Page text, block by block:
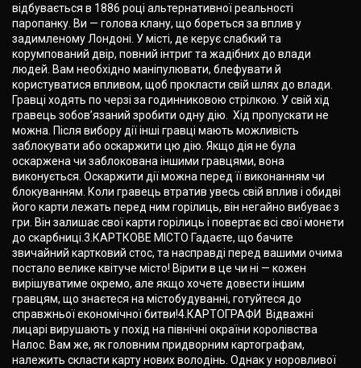
відбувається в 1886 році альтернативної реальності
паропанку. Ви — голова клану, що бореться за вплив у
задимленому Лондоні. У місті, де керує слабкий та
корумпований двір, повний інтриг та жадібних до влади
людей. Вам необхідно маніпулювати, блефувати й
користуватися впливом, щоб прокласти свій шлях до влади.
Гравці ходять по черзі за годинниковою стрілкою. У свій хід
гравець зобов’язаний зробити одну дію. Хід пропускати не
можна. Після вибору дії інші гравці мають можливість
заблокувати або оскаржити цю дію. Якщо дія не була
оскаржена чи заблокована іншими гравцями, вона
виконується. Оскаржити дії можна перед її виконанням чи
блокуванням. Коли гравець втратив увесь свій вплив і обидві
його карти лежать перед ним горілиць, він негайно вибуває з
гри. Він залишає свої карти горілиць і повертає всі свої монети
до скарбниці.3.КАРТКОВЕ МІСТО Гадаєте, що бачите
звичайний картковий стос, та насправді перед вашими очима
постало велике квітуче місто! Вірити в це чи ні — кожен
вирішуватиме окремо, але якщо хочете довести іншим
гравцям, що знаєтеся на містобудуванні, готуйтеся до
справжньої економічної битви!4.КАРТОГРАФИ Відважні
лицарі вирушають у похід на північні окраїни королівства
Налос. Вам же, як головним придворним картографам,
належить скласти карту нових володінь. Однак у норовливої